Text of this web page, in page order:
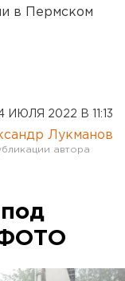
в Пермском
ИЮЛЯ 2022 В 11:13
Лукманов
ФОТО